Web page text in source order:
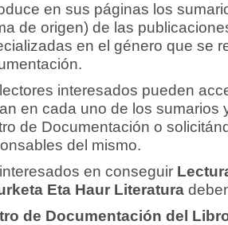
en sus páginas los
de origen) de las
en el género que se
interesados pueden
en cada uno de los sumarios
de Documentación o
del mismo.
en conseguir
Eta Haur Literatura
de Documentación del